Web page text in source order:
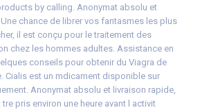
by calling. Anonymat absolu et
chance de librer vos fantasmes les plus
il est conçu pour le traitement des
chez les hommes adultes. Assistance en
conseils pour obtenir du Viagra de
Cialis est un mdicament disponible sur
Anonymat absolu et livraison rapide,
pris environ une heure avant l activit